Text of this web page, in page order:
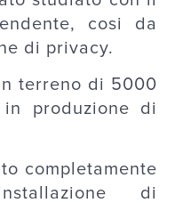
cosi da
di privacy.
terreno di 5000
produzione di
completamente
di